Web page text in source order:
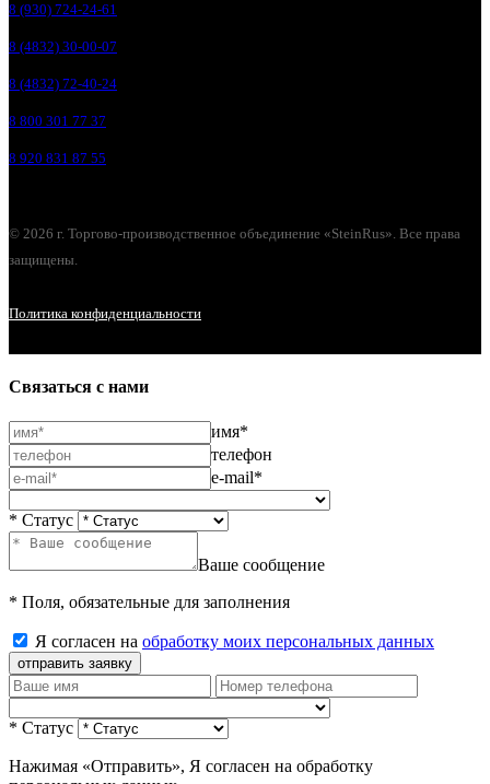
8 (930) 724-24-61
8 (4832) 30-00-07
8 (4832) 72-40-24
8 800 301 77 37
8 920 831 87 55
© 2026 г. Торгово-производственное объединение «SteinRus». Все права
защищены.
Политика конфиденциальности
Связаться с нами
имя*
телефон
e-mail*
* Статус
Ваше сообщение
* Поля, обязательные для заполнения
Я согласен на обработку моих персональных данных
отправить заявку
* Статус
Нажимая «Отправить», Я согласен на обработку